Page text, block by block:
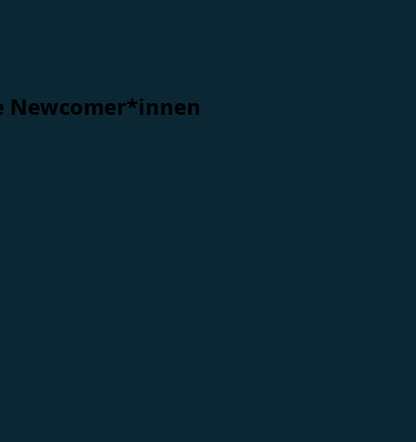
Newcomer*innen